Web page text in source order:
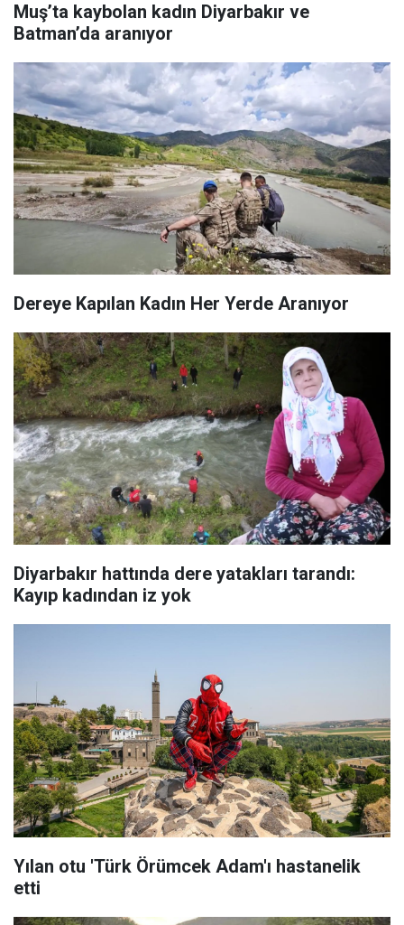
Muş’ta kaybolan kadın Diyarbakır ve
Batman’da aranıyor
Dereye Kapılan Kadın Her Yerde Aranıyor
Diyarbakır hattında dere yatakları tarandı:
Kayıp kadından iz yok
Yılan otu 'Türk Örümcek Adam'ı hastanelik
etti